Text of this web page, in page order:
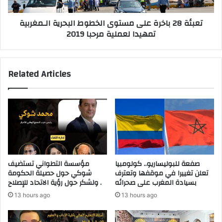
تمهيدا
لعمليةتعبئة 28 باخرة على مستوى الخطوط البحرية الـمغربية
تمهيدا لعملية مرحبا 2019
Related Articles
مؤسسة التطواني تستضيف
شوكي حول حصيلة الحكومة
ولشكر حول رؤية الاتحاد للإصلاح .
13 hours ago
صفعة للبوليساريو.. كولومبيا
تعلن تغييرا في موقفها وتعترف
بسيادة المغرب على صحرائه
13 hours ago